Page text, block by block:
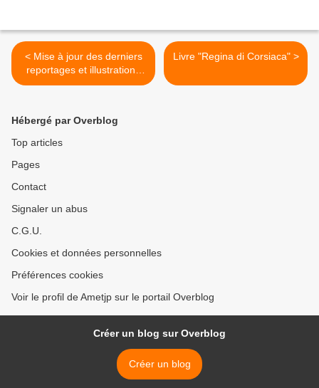
< Mise à jour des derniers
reportages et illustrations
photo disponibles sur
Livre "Regina di Corsiaca" >
Hébergé par Overblog
Top articles
Pages
Contact
Signaler un abus
C.G.U.
Cookies et données personnelles
Préférences cookies
Voir le profil de Ametjp sur le portail Overblog
Créer un blog sur Overblog
Créer un blog